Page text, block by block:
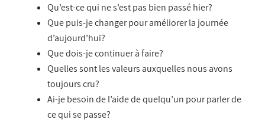
Qu’est-ce qui ne s’est pas bien passé hier?
Que puis-je changer pour améliorer la journée
d’aujourd’hui?
Que dois-je continuer à faire?
Quelles sont les valeurs auxquelles nous avons
toujours cru?
Ai-je besoin de l’aide de quelqu’un pour parler de
ce qui se passe?